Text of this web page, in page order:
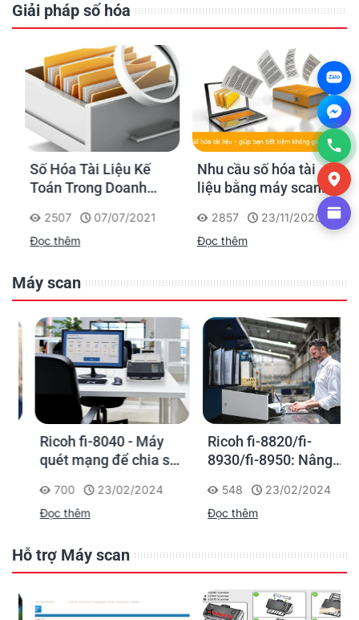
Giải pháp số hóa
Số Hóa Tài Liệu Kế
Toán Trong Doanh
2507
07/07/2021
Đọc thêm
Nhu cầu số hóa tài
liệu bằng máy scan
2857
23/11/2020
Đọc thêm
Máy scan
Ricoh fi-8040 - Máy
quét mạng để chia sẻ
700
23/02/2024
Đọc thêm
Ricoh fi-8820/fi-
8930/fi-8950: Nâng
với dòng máy quét
siêu nhanh để đảm
tập trung
548
23/02/2024
Đọc thêm
Hỗ trợ Máy scan
Zalo